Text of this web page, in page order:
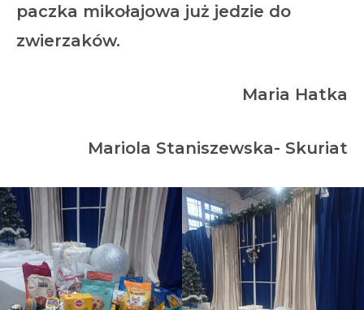
paczka mikołajowa już jedzie do
zwierzaków.
Maria Hatka
Mariola Staniszewska- Skuriat